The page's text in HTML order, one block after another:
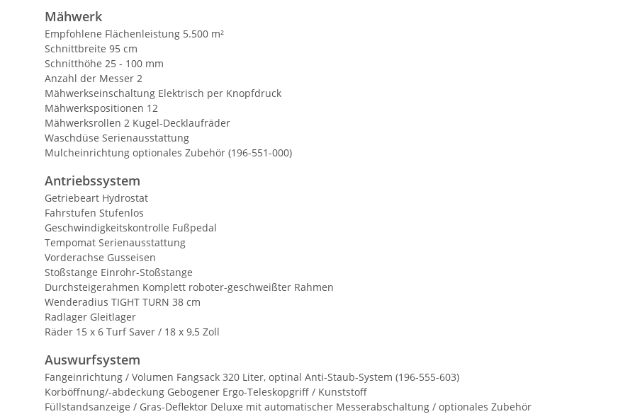
Mähwerk
Empfohlene Flächenleistung 5.500 m²
Schnittbreite 95 cm
Schnitthöhe 25 - 100 mm
Anzahl der Messer 2
Mähwerkseinschaltung Elektrisch per Knopfdruck
Mähwerkspositionen 12
Mähwerksrollen 2 Kugel-Decklaufräder
Waschdüse Serienausstattung
Mulcheinrichtung optionales Zubehör (196-551-000)
Antriebssystem
Getriebeart Hydrostat
Fahrstufen Stufenlos
Geschwindigkeitskontrolle Fußpedal
Tempomat Serienausstattung
Vorderachse Gusseisen
Stoßstange Einrohr-Stoßstange
Durchsteigerahmen Komplett roboter-geschweißter Rahmen
Wenderadius TIGHT TURN 38 cm
Radlager Gleitlager
Räder 15 x 6 Turf Saver / 18 x 9,5 Zoll
Auswurfsystem
Fangeinrichtung / Volumen Fangsack 320 Liter, optinal Anti-Staub-System (196-555-603)
Korböffnung/-abdeckung Gebogener Ergo-Teleskopgriff / Kunststoff
Füllstandsanzeige / Gras-Deflektor Deluxe mit automatischer Messerabschaltung / optionales Zubehör